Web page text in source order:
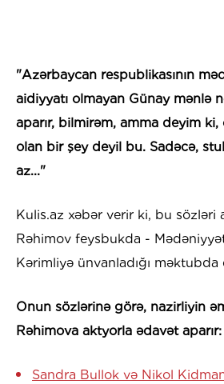
"Azərbaycan respublikasının
aidiyyatı olmayan Günay mənlə
aparır, bilmirəm, amma deyim ki,
olan bir şey deyil bu. Sadəcə,
az..."
Kulis.az xəbər verir ki, bu sözləri
Rəhimov feysbukda -
Kərimliyə ünvanladığı
​​Onun sözlərinə görə, nazirliyin
Rəhimova aktyorla ədavət aparır:
Sandra Bullok və Nikol